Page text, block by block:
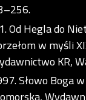
Od Hegla do
w myśli
KR,
Słowo Boga